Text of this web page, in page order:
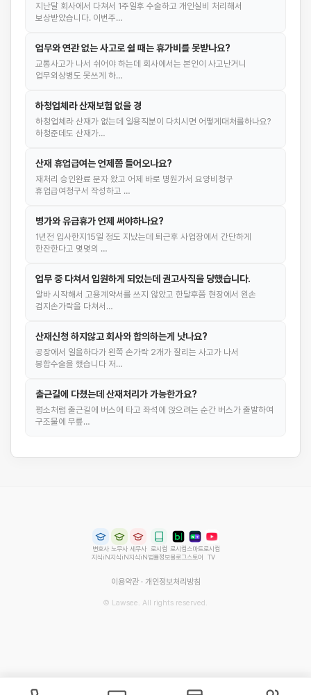
지난달 회사에서 다쳐서 1주일후 수술하고 개인실비 처리해서
보상받았습니다. 이번주…
업무와 연관 없는 사고로 쉴 때는 휴가비를 못받나요?
교통사고가 나서 쉬어야 하는데 회사에서는 본인이 사고난거니
업무외상병도 못쓰게 하…
하청업체라 산재보험 없을 경
하청업체라 산재가 없는데 일용직분이 다치시면 어떻게대처를하나요?
하청준데도 산재가…
산재 휴업급여는 언제쯤 들어오나요?
재처리 승인완료 문자 왔고 어제 바로 병원가서 요양비청구
휴업급여청구서 작성하고 …
병가와 유급휴가 언제 써야하나요?
1년전 입사한지15일 정도 지났는데 퇴근후 사업장에서 간단하게
한잔한다고 몇몇의 …
업무 중 다쳐서 입원하게 되었는데 권고사직을 당했습니다.
알바 시작해서 고용계약서를 쓰지 않았고 한달후쯤 현장에서 왼손
검지손가락을 다쳐서…
산재신청 하지않고 회사와 합의하는게 낫나요?
공장에서 일을하다가 왼쪽 손가락 2개가 잘리는 사고가 나서
봉합수술을 했습니다 저…
출근길에 다쳤는데 산재처리가 가능한가요?
평소처럼 출근길에 버스에 타고 좌석에 앉으려는 순간 버스가 출발하여
구조물에 무릎…
변호사
지식iN
노무사
지식iN
세무사
지식iN
로시컴
법률정보
로시컴
블로그
스마트
스토어
로시컴
TV
이용약관· 개인정보처리방침
© Lawsee. All rights reserved.